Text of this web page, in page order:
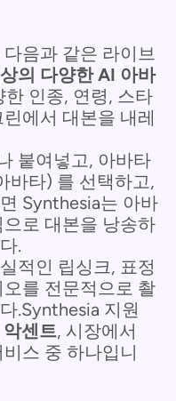
음과 같은 라이브
의 다양한 AI 아바
인종, 연령, 스타
에서 대본을 내레
붙여넣고, 아바타
바타) 를 선택하고,
Synthesia는 아바
로 대본을 낭송하
.
적인 립싱크, 표정
를 전문적으로 촬
.Synthesia 지원
센트, 시장에서
스 중 하나입니